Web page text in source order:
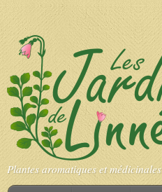
Plantes aromatiques et médicinales